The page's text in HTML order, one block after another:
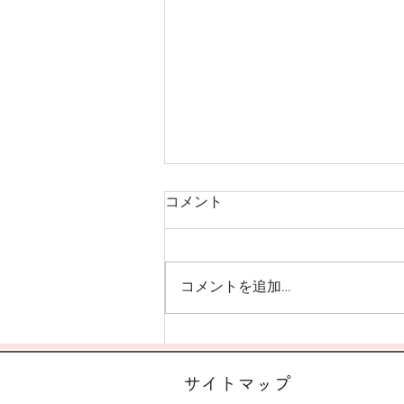
さつまいもあった～！
コメント
コメントを追加…
サイトマップ